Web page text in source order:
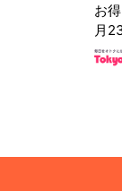
お
月